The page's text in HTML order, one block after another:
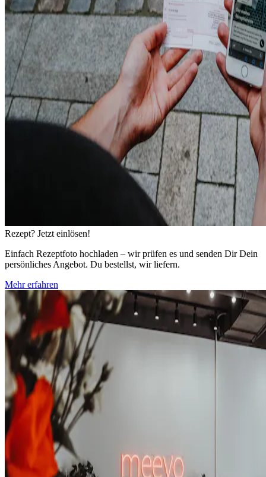
Rezept? Jetzt einlösen!
Einfach Rezeptfoto hochladen – wir prüfen es und senden Dir Dein
persönliches Angebot. Du bestellst, wir liefern.
Mehr erfahren